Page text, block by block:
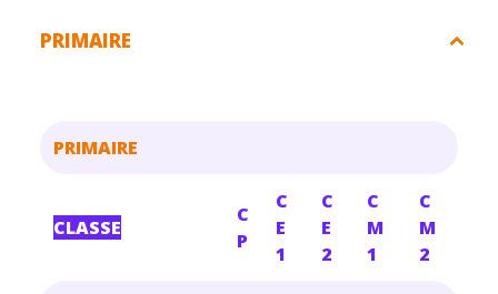
PRIMAIRE
PRIMAIRE
CLASSE
C
P
C
E
1
C
E
2
C
M
1
C
M
2